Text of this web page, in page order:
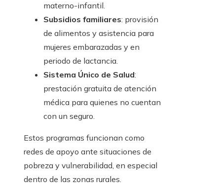
materno-infantil.
Subsidios familiares: provisión
de alimentos y asistencia para
mujeres embarazadas y en
periodo de lactancia.
Sistema Único de Salud:
prestación gratuita de atención
médica para quienes no cuentan
con un seguro.
Estos programas funcionan como
redes de apoyo ante situaciones de
pobreza y vulnerabilidad, en especial
dentro de las zonas rurales.